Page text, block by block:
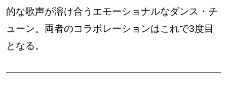
的な歌声が溶け合うエモーショナルなダンス・チ
ューン。両者のコラボレーションはこれで3度目
となる。